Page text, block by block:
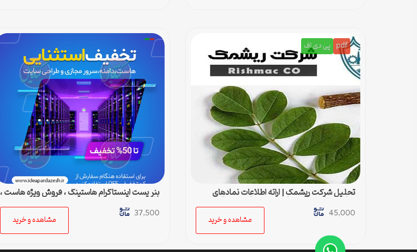
pdf پی دی اف
تحلیل شرکت ریشمک | ارائه اطلاعات نمادهای
مناسب بدست آمده با رویکرد تحیلی تکنیکال
45,000
مشاهده و خرید
بنر پست اینستاگرام هاستینگ ، فروش ویژه هاست ،
دامین و سرور مجازی
37,500
مشاهده و خرید